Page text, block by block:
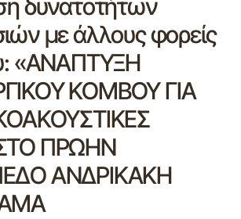
δυνατοτήτων
με άλλους φορείς
«ΑΝΑΠΤΥΞΗ
ΚΟΜΒΟΥ ΓΙΑ
ΠΡΩΗΝ
ΑΝΔΡΙΚΑΚΗ